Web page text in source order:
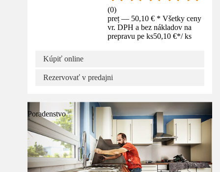
(0)
preț — 50,10 € * Všetky ceny
vr. DPH a bez nákladov na
prepravu pe ks50,10 €*/ ks
Kúpiť online
Rezervovať v predajni
Poradenstvo